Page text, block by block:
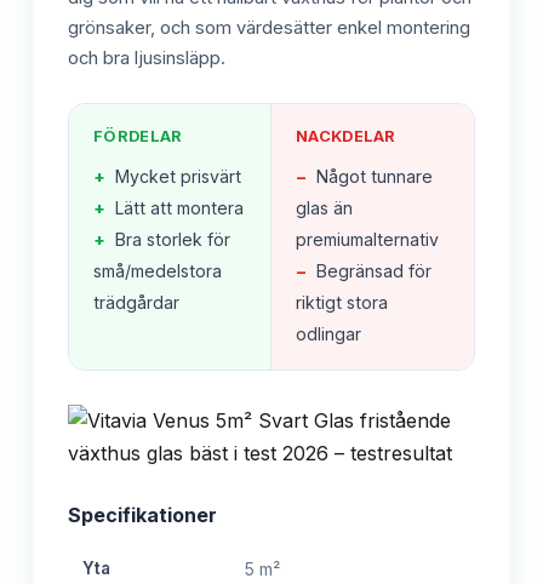
grönsaker, och som värdesätter enkel montering
och bra ljusinsläpp.
FÖRDELAR
+ Mycket prisvärt
+ Lätt att montera
+ Bra storlek för
små/medelstora
trädgårdar
NACKDELAR
− Något tunnare
glas än
premiumalternativ
− Begränsad för
riktigt stora
odlingar
Specifikationer
Yta 5 m²